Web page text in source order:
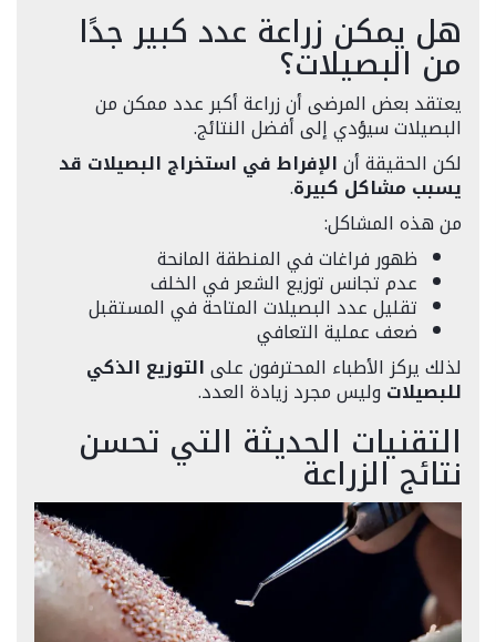
هل يمكن زراعة عدد كبير جدًا
من البصيلات؟
يعتقد بعض المرضى أن زراعة أكبر عدد ممكن من
البصيلات سيؤدي إلى أفضل النتائج.
لكن الحقيقة أنالإفراط في استخراج البصيلات قد
يسبب مشاكل كبيرة.
من هذه المشاكل:
ظهور فراغات في المنطقة المانحة
عدم تجانس توزيع الشعر في الخلف
تقليل عدد البصيلات المتاحة في المستقبل
ضعف عملية التعافي
لذلك يركز الأطباء المحترفون علىالتوزيع الذكي
للبصيلات وليس مجرد زيادة العدد.
التقنيات الحديثة التي تحسن
نتائج الزراعة